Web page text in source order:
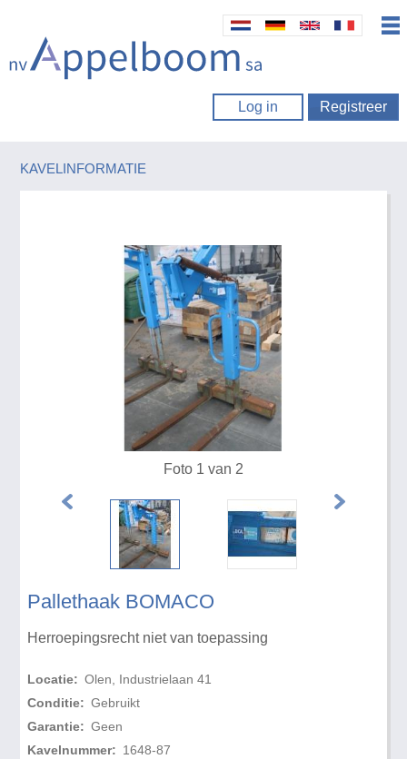
Log in Registreer
KAVELINFORMATIE
Pallethaak BOMACO
Herroepingsrecht niet van toepassing
Locatie: Olen, Industrielaan 41
Conditie: Gebruikt
Garantie: Geen
Kavelnummer: 1648-87
Foto 1 van 2